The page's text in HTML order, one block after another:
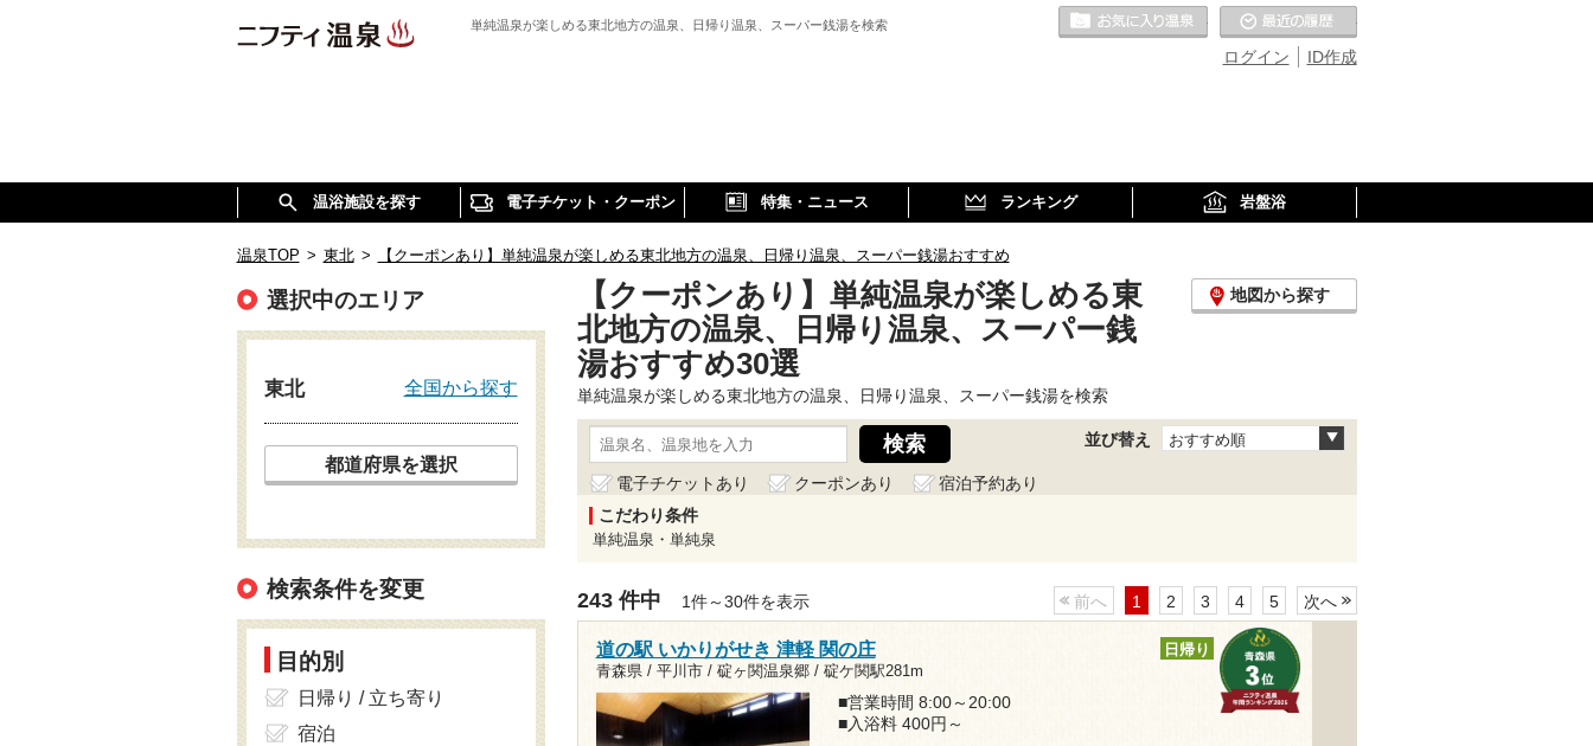
単純温泉が楽しめる東北地方の温泉、日帰り温泉、スーパー銭湯を検索
ID作成
ログイン
お気に入りの温泉
温浴施設を探す 電子チケット・クーポン 特集・ニュース ランキング 岩盤浴
温泉TOP > 東北 > 【クーポンあり】単純温泉が楽しめる東北地方の温泉、日帰り温泉、スーパー銭湯おすすめ
【クーポンあり】単純温泉が楽しめる東
北地方の温泉、日帰り温泉、スーパー銭
湯おすすめ30選
地図から探す
単純温泉が楽しめる東北地方の温泉、日帰り温泉、スーパー銭湯を検索
並び替え おすすめ順
電子チケットあり クーポンあり
宿泊予約あり
こだわり条件
単純温泉・単純泉
243 件中 1件～30件を表示 前へ 1 2 3 4 5 次へ
道の駅 いかりがせき 津軽 関の庄
青森県 / 平川市 / 碇ヶ関温泉郷 / 碇ケ関駅281m
日帰り
■営業時間 8:00～20:00
■入浴料 400円～
選択中のエリア
東北 全国から探す
都道府県を選択
検索条件を変更
目的別
日帰り / 立ち寄り
宿泊